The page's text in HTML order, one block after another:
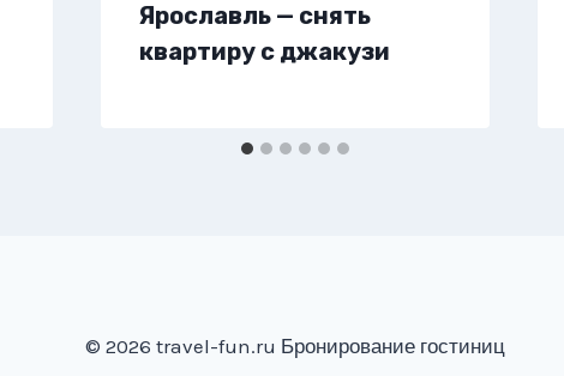
Ярославль — снять
квартиру с джакузи
© 2026 travel-fun.ru Бронирование гостиниц